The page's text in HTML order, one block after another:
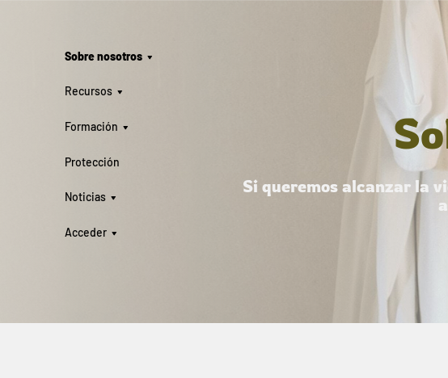
Sobre nosotros
Recursos
Formación
Protección
Noticias
Acceder
Si queremos alcanzar la